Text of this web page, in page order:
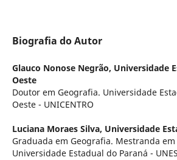
Biografia do Autor
Glauco Nonose Negrão, Universidade
Oeste
Doutor em Geografia. Universidade
Oeste - UNICENTRO
Luciana Moraes Silva, Universidade
Graduada em Geografia. Mestranda em
Universidade Estadual do Paraná -